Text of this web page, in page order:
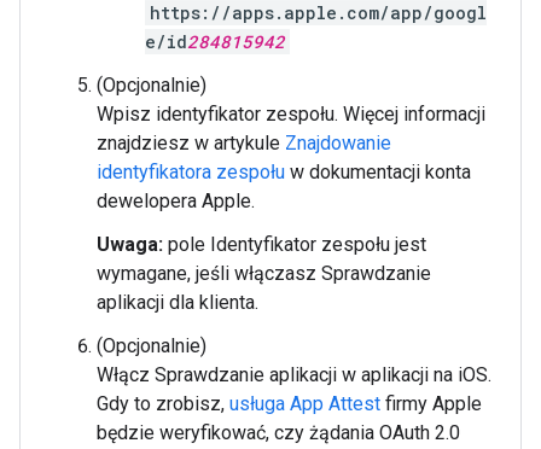
https://apps.apple.com/app/googl
e/id284815942
(Opcjonalnie)
Wpisz identyfikator zespołu. Więcej informacji
znajdziesz w artykule Znajdowanie
identyfikatora zespołu w dokumentacji konta
dewelopera Apple.
Uwaga: pole Identyfikator zespołu jest
wymagane, jeśli włączasz Sprawdzanie
aplikacji dla klienta.
(Opcjonalnie)
Włącz Sprawdzanie aplikacji w aplikacji na iOS.
Gdy to zrobisz, usługa App Attest firmy Apple
będzie weryfikować, czy żądania OAuth 2.0